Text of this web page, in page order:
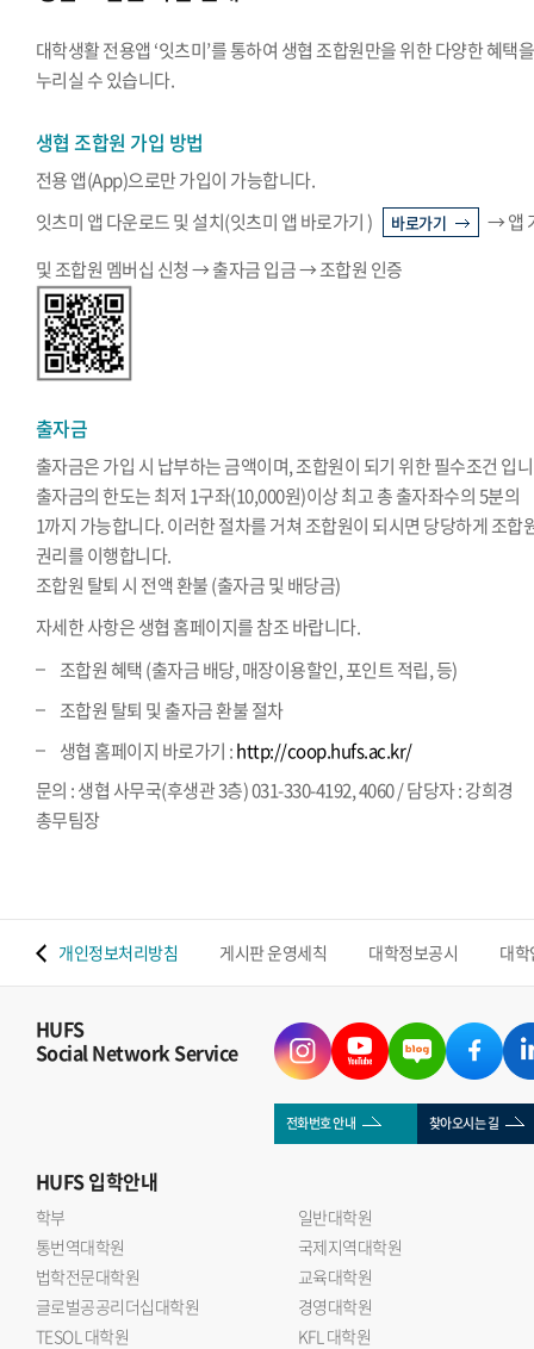
대학생활 전용앱 ‘잇츠미’를 통하여 생협 조합원만을 위한 다양한 혜택을
누리실 수 있습니다.
생협 조합원 가입 방법
전용 앱(App)으로만 가입이 가능합니다.
잇츠미 앱 다운로드 및 설치(잇츠미 앱 바로가기 )
바로가기
→ 앱
및 조합원 멤버십 신청 → 출자금 입금 → 조합원 인증
출자금
출자금은 가입 시 납부하는 금액이며, 조합원이 되기 위한 필수조건 입
출자금의 한도는 최저 1구좌(10,000원)이상 최고 총 출자좌수의 5분의
1까지 가능합니다. 이러한 절차를 거쳐 조합원이 되시면 당당하게 조합
권리를 이행합니다.
조합원 탈퇴 시 전액 환불 (출자금 및 배당금)
자세한 사항은 생협 홈페이지를 참조 바랍니다.
조합원 혜택 (출자금 배당, 매장이용할인, 포인트 적립, 등)
조합원 탈퇴 및 출자금 환불 절차
생협 홈페이지 바로가기 :http://coop.hufs.ac.kr/
문의 : 생협 사무국(후생관 3층) 031-330-4192, 4060 / 담당자 : 강희경
총무팀장
개인정보처리방침 게시판 운영세칙 대학정보공시 대
HUFS
Social Network Service
전화번호 안내 찾아오시는 길
HUFS입학안내
학부
일반대학원
통번역대학원
국제지역대학원
법학전문대학원
교육대학원
글로벌공공리더십대학원
경영대학원
TESOL 대학원
KFL 대학원